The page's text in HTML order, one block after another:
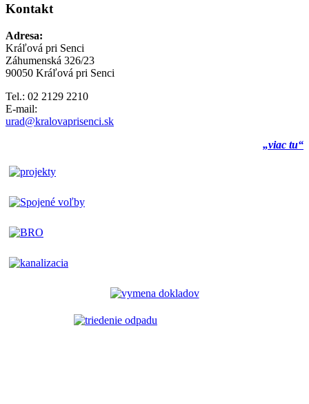
Kontakt
Adresa:
Kráľová pri Senci
Záhumenská 326/23
90050 Kráľová pri Senci
Tel.: 02 2129 2210
E-mail:
urad@kralovaprisenci.sk
„viac tu“